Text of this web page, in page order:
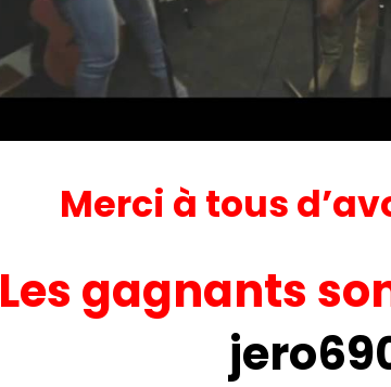
Merci à tous
Les gagnants